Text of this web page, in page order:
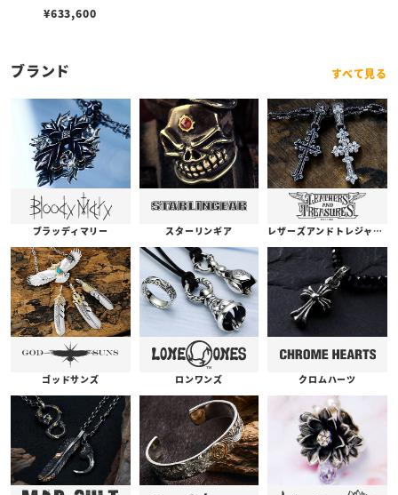
¥633,600
ブランド すべて見る
ブラッディマリー スターリンギア レザーズアンドトレジャーズ
ゴッドサンズ ロンワンズ クロムハーツ